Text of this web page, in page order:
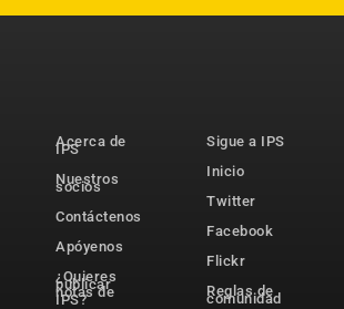
Acerca de
IPS
Nuestros
socios
Contáctenos
Apóyenos
¿Quieres
publicar
notas de
IPS?
Sigue a IPS
Inicio
Twitter
Facebook
Flickr
Reglas de
comunidad